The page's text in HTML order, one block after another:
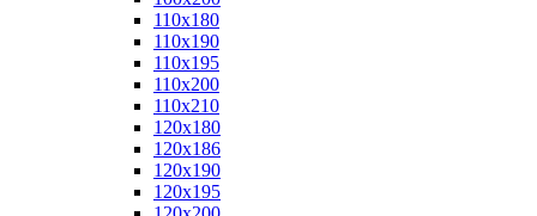
110x180
110x190
110x195
110x200
110x210
120x180
120x186
120x190
120x195